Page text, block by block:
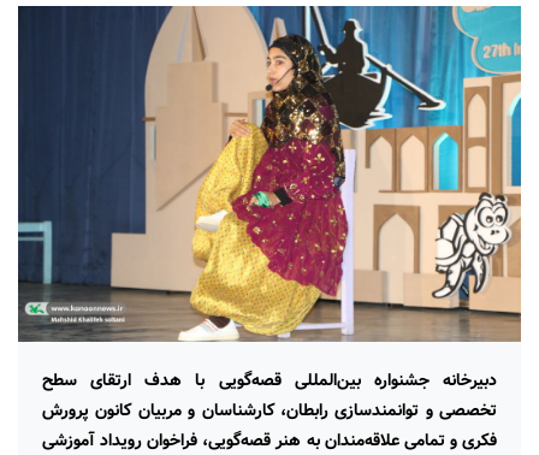
دبیرخانه جشنواره بین‌المللی قصه‌گویی با هدف ارتقای سطح
تخصصی و توانمندسازی رابطان، کارشناسان و مربیان کانون پرورش
فکری و تمامی علاقه‌مندان به هنر قصه‌گویی، فراخوان رویداد آموزشی